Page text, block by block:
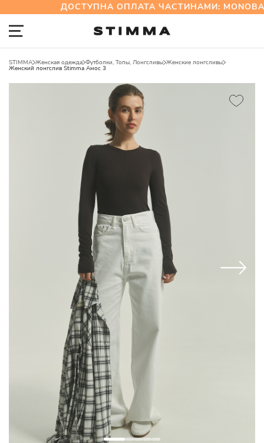
ДОСТУПНА ОПЛАТА ЧАСТИНАМИ:
STIMMA Женская одежда Футболки, Топы, Лонгсливы Женские лонгсливы
Женский лонгслив Stimma Амос 3